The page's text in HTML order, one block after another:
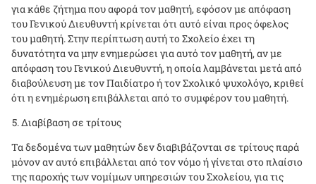
για κάθε ζήτημα που αφορά τον μαθητή, εφόσον με απόφαση
του Γενικού Διευθυντή κρίνεται ότι αυτό είναι προς όφελος
του μαθητή. Στην περίπτωση αυτή το Σχολείο έχει τη
δυνατότητα να μην ενημερώσει για αυτό τον μαθητή, αν με
απόφαση του Γενικού Διευθυντή, η οποία λαμβάνεται μετά από
διαβούλευση με τον Παιδίατρο ή τον Σχολικό ψυχολόγο, κριθεί
ότι η ενημέρωση επιβάλλεται από το συμφέρον του μαθητή.
Διαβίβαση σε τρίτους
Τα δεδομένα των μαθητών δεν διαβιβάζονται σε τρίτους παρά
μόνον αν αυτό επιβάλλεται από τον νόμο ή γίνεται στο πλαίσιο
της παροχής των νομίμων υπηρεσιών του Σχολείου, για τις